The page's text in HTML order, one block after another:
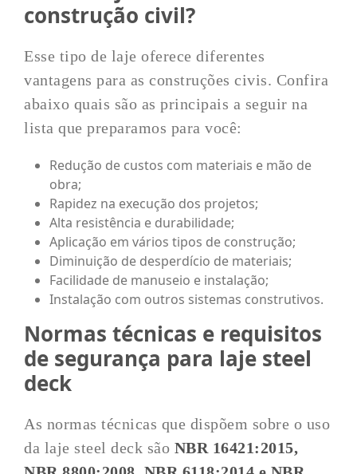
construção civil?
Esse tipo de laje oferece diferentes
vantagens para as construções civis. Confira
abaixo quais são as principais a seguir na
lista que preparamos para você:
Redução de custos com materiais e mão de
obra;
Rapidez na execução dos projetos;
Alta resistência e durabilidade;
Aplicação em vários tipos de construção;
Diminuição de desperdício de materiais;
Facilidade de manuseio e instalação;
Instalação com outros sistemas construtivos.
Normas técnicas e requisitos
de segurança para laje steel
deck
As normas técnicas que dispõem sobre o uso
da laje steel deck são NBR 16421:2015,